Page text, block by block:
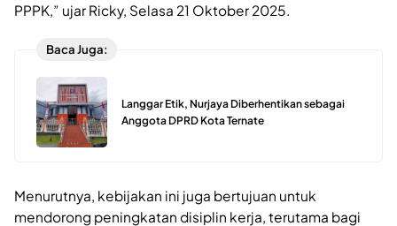
PPPK,” ujar Ricky, Selasa 21 Oktober 2025.
Baca Juga:
Langgar Etik, Nurjaya Diberhentikan sebagai
Anggota DPRD Kota Ternate
Menurutnya, kebijakan ini juga bertujuan untuk
mendorong peningkatan disiplin kerja, terutama bagi